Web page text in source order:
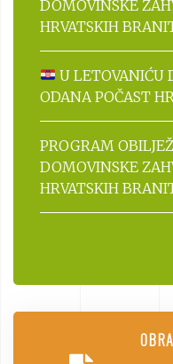
DOMOVINSKE
HRVATSKIH
U LETOVANIĆU
ODANA POČAST
PROGRAM
DOMOVINSKE
HRVATSKIH